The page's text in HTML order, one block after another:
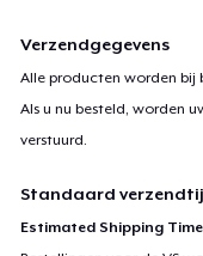
Verzendgegevens
Alle producten worden bij
Als u nu besteld, worden
verstuurd.
Standaard
Estimated Shipping